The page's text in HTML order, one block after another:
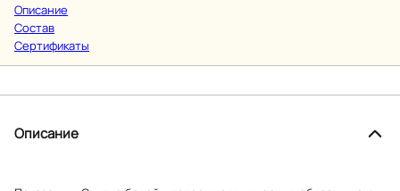
Описание
Состав
Сертификаты
Описание